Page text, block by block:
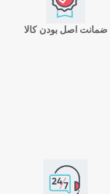
ضمانت اصل بودن کالا